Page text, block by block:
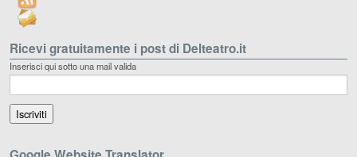
Ricevi gratuitamente i post di Delteatro.it
Inserisci qui sotto una mail valida